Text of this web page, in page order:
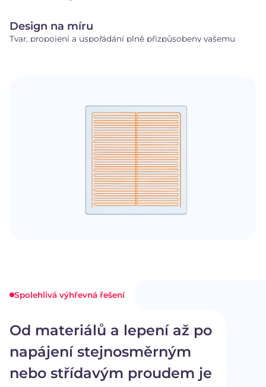
Design na míru
Tvar, propojení a uspořádání plně přizpůsobeny vašemu
Spolehlivá výhřevná řešení
Od materiálů a lepení až po
napájení stejnosměrným
nebo střídavým proudem je